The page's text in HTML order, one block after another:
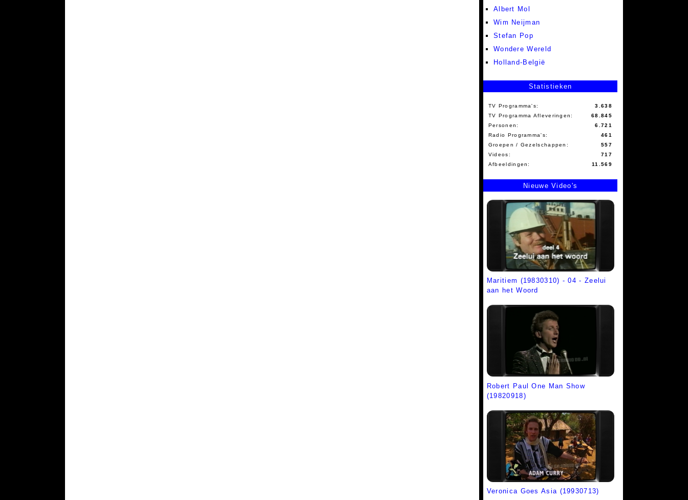
Albert Mol
Wim Neijman
Stefan Pop
Wondere Wereld
Holland-België
Statistieken
TV Programma's:
3.638
TV Programma Afleveringen:
68.845
Personen:
6.721
Radio Programma's:
461
Groepen / Gezelschappen:
557
Videos:
717
Afbeeldingen:
11.569
Nieuwe Video's
Maritiem (19830310) - 04 - Zeelui
aan het Woord
Robert Paul One Man Show
(19820918)
Veronica Goes Asia (19930713)